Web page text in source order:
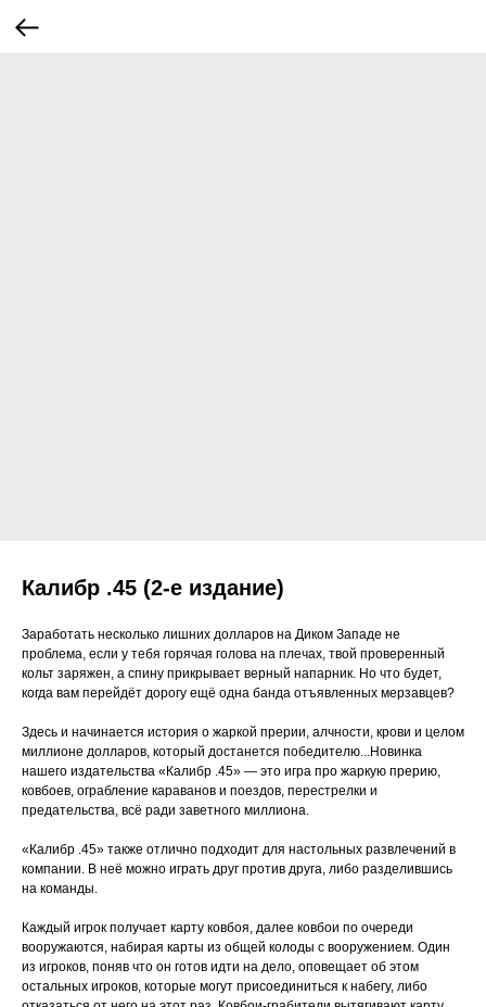
Калибр .45 (2-е издание)
Заработать несколько лишних долларов на Диком Западе не
проблема, если у тебя горячая голова на плечах, твой проверенный
кольт заряжен, а спину прикрывает верный напарник. Но что будет,
когда вам перейдёт дорогу ещё одна банда отъявленных мерзавцев?
Здесь и начинается история о жаркой прерии, алчности, крови и целом
миллионе долларов, который достанется победителю...Новинка
нашего издательства «Калибр .45» — это игра про жаркую прерию,
ковбоев, ограбление караванов и поездов, перестрелки и
предательства, всё ради заветного миллиона.
«Калибр .45» также отлично подходит для настольных развлечений в
компании. В неё можно играть друг против друга, либо разделившись
на команды.
Каждый игрок получает карту ковбоя, далее ковбои по очереди
вооружаются, набирая карты из общей колоды с вооружением. Один
из игроков, поняв что он готов идти на дело, оповещает об этом
остальных игроков, которые могут присоединиться к набегу, либо